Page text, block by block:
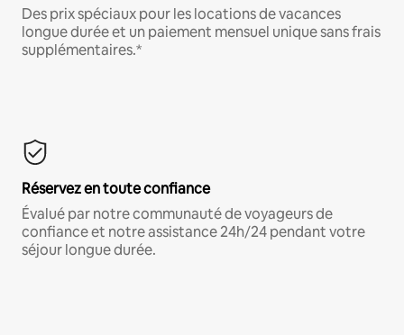
Des prix spéciaux pour les locations de vacances
longue durée et un paiement mensuel unique sans frais
supplémentaires.*
Réservez en toute confiance
Évalué par notre communauté de voyageurs de
confiance et notre assistance 24h/24 pendant votre
séjour longue durée.